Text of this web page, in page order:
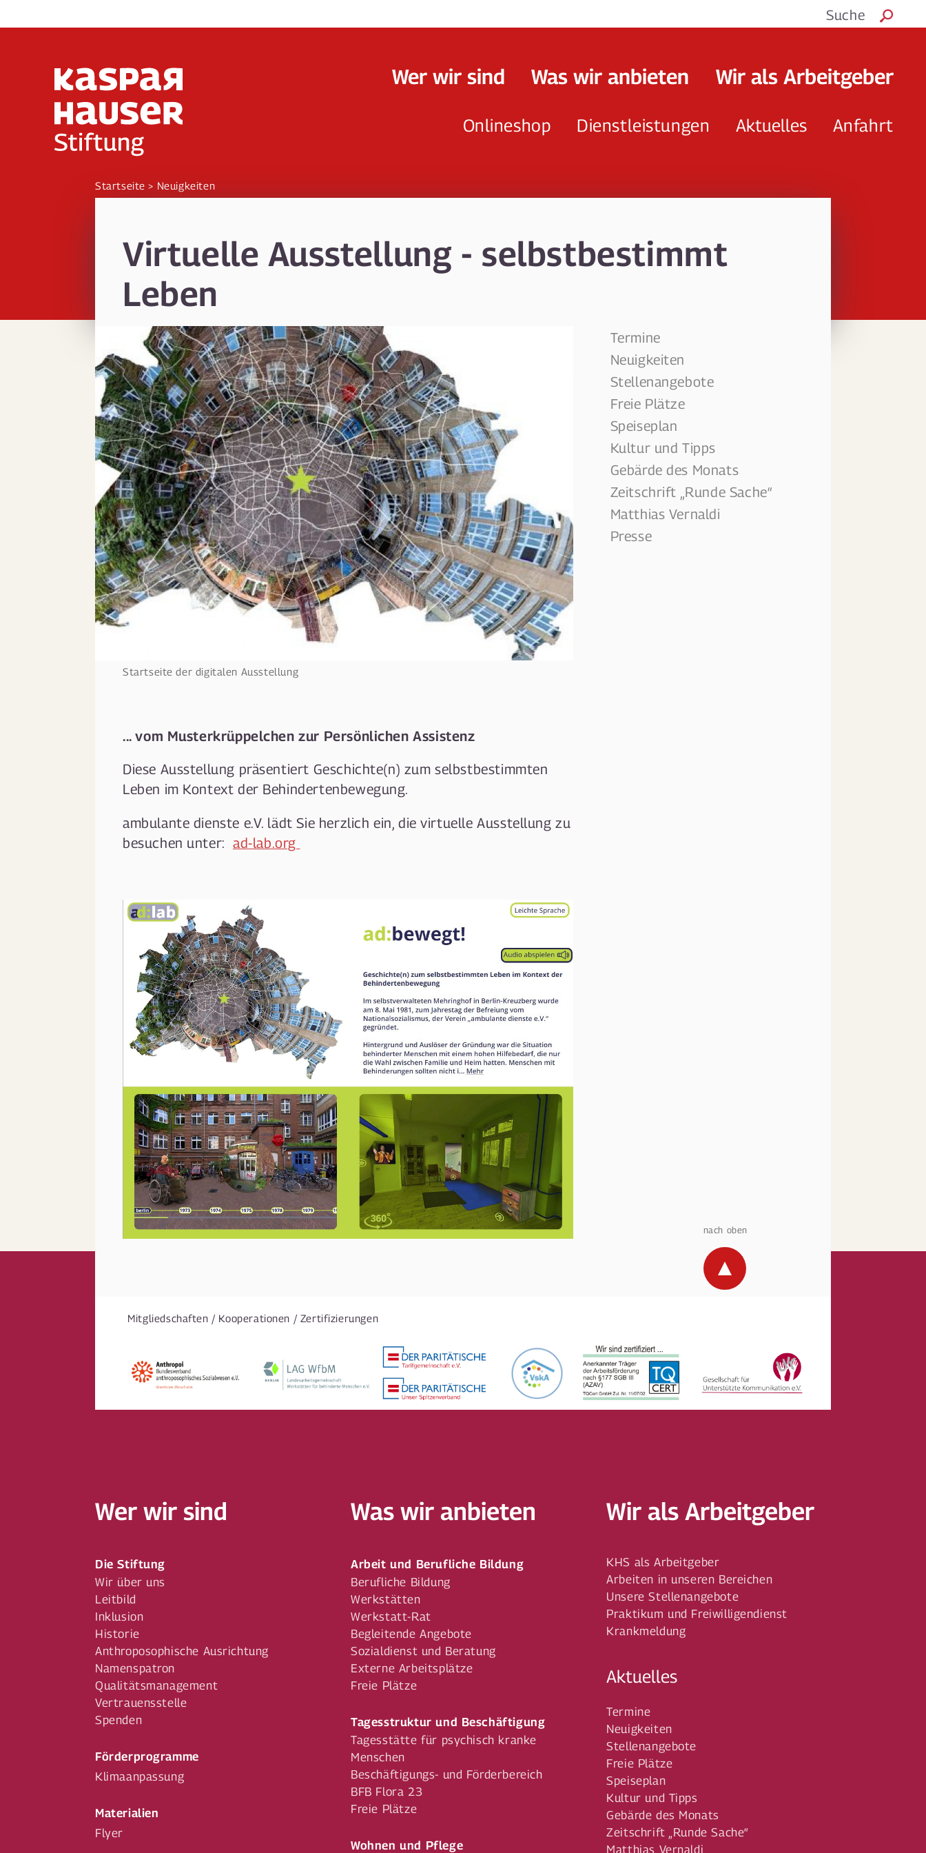
zum
Suche
Wer wir sind Was wir anbieten Wir als Arbeitgeber
Onlineshop Dienstleistungen Aktuelles Anfahrt
Startseite Neuigkeiten
Virtuelle Ausstellung - selbstbestimmt
Leben
Startseite der digitalen Ausstellung
... vom Musterkrüppelchen zur Persönlichen Assistenz
Diese Ausstellung präsentiert Geschichte(n) zum selbstbestimmten
Leben im Kontext der Behindertenbewegung.
ambulante dienste e.V. lädt Sie herzlich ein, die virtuelle Ausstellung zu
besuchen unter: ad-lab.org
Termine
Neuigkeiten
Stellenangebote
Freie Plätze
Speiseplan
Kultur und Tipps
Gebärde des Monats
Zeitschrift „Runde Sache“
Matthias Vernaldi
Presse
nach oben
Mitgliedschaften / Kooperationen / Zertifizierungen
Wer wir sind
Die Stiftung
Wir über uns
Leitbild
Inklusion
Historie
Anthroposophische Ausrichtung
Namenspatron
Qualitätsmanagement
Vertrauensstelle
Spenden
Förderprogramme
Klimaanpassung
Materialien
Flyer
Was wir anbieten
Arbeit und Berufliche Bildung
Berufliche Bildung
Werkstätten
Werkstatt-Rat
Begleitende Angebote
Sozialdienst und Beratung
Externe Arbeitsplätze
Freie Plätze
Tagesstruktur und Beschäftigung
Tagesstätte für psychisch kranke
Menschen
Beschäftigungs- und Förderbereich
BFB Flora 23
Freie Plätze
Wohnen und Pflege
Wir als Arbeitgeber
KHS als Arbeitgeber
Arbeiten in unseren Bereichen
Unsere Stellenangebote
Praktikum und Freiwilligendienst
Krankmeldung
Aktuelles
Termine
Neuigkeiten
Stellenangebote
Freie Plätze
Speiseplan
Kultur und Tipps
Gebärde des Monats
Zeitschrift „Runde Sache“
Matthias Vernaldi